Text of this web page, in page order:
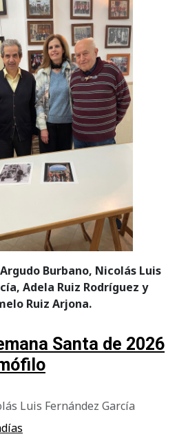
Burbano, Nicolás Luis
Adela Ruiz Rodríguez y
Ruiz Arjona.
Santa de 2026
Luis Fernández García